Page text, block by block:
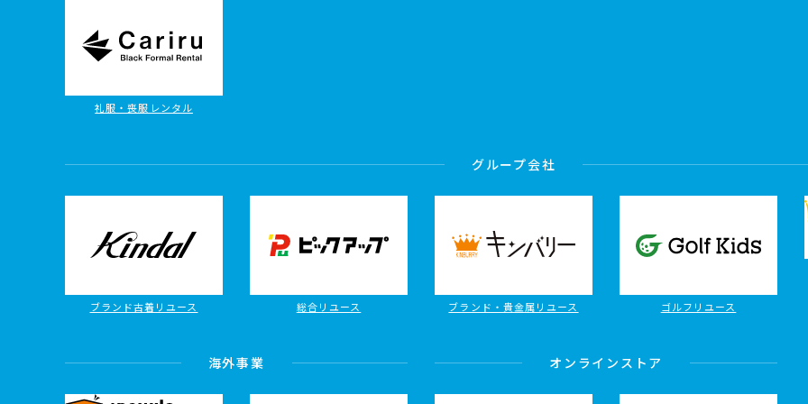
礼服・喪服レンタル
グループ会社
ブランド古着リユース 総合リユース ブランド・貴金属リユース ゴルフリユース
海外事業 オンラインストア